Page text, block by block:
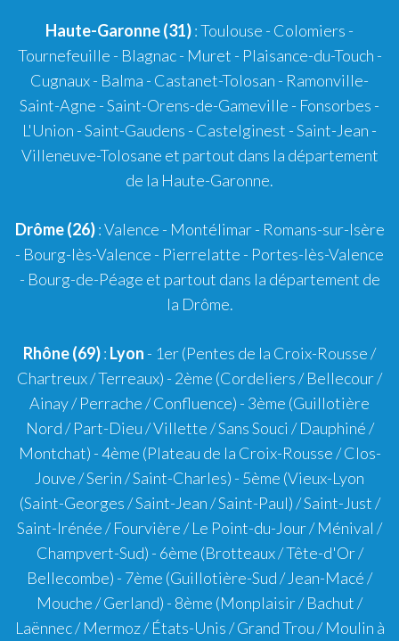
Haute-Garonne (31):Toulouse - Colomiers -
Tournefeuille - Blagnac- Muret - Plaisance-du-Touch -
Cugnaux- Balma - Castanet-Tolosan - Ramonville-
Saint-Agne - Saint-Orens-de-Gameville - Fonsorbes -
L'Union - Saint-Gaudens - Castelginest - Saint-Jean -
Villeneuve-Tolosane et partout dans la département
de la Haute-Garonne.
Drôme (26):Valence - Montélimar- Romans-sur-Isère
- Bourg-lès-Valence - Pierrelatte - Portes-lès-Valence
- Bourg-de-Péage et partout dans la département de
la Drôme.
Rhône (69): Lyon - 1er(Pentes de la Croix-Rousse /
Chartreux / Terreaux) - 2ème (Cordeliers / Bellecour /
Ainay / Perrache / Confluence) - 3ème (Guillotière
Nord / Part-Dieu / Villette / Sans Souci / Dauphiné /
Montchat) -4ème (Plateau de la Croix-Rousse / Clos-
Jouve / Serin / Saint-Charles) - 5ème (Vieux-Lyon
(Saint-Georges / Saint-Jean / Saint-Paul) / Saint-Just /
Saint-Irénée / Fourvière / Le Point-du-Jour / Ménival /
Champvert-Sud) - 6ème (Brotteaux / Tête-d'Or /
Bellecombe) - 7ème (Guillotière-Sud / Jean-Macé /
Mouche / Gerland) - 8ème (Monplaisir / Bachut /
Laënnec / Mermoz / États-Unis / Grand Trou / Moulin à